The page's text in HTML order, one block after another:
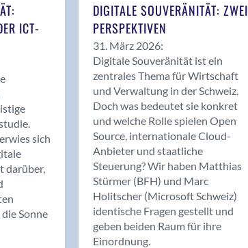
ICT-
sich
darüber,
Sonne
DIGITALE SOUVERÄNITÄT: ZWEI
PERSPEKTIVEN
31. März 2026:
Digitale Souveränität ist ein
zentrales Thema für Wirtschaft
und Verwaltung in der Schweiz.
Doch was bedeutet sie konkret
und welche Rolle spielen Open
Source, internationale Cloud-
Anbieter und staatliche
Steuerung? Wir haben Matthias
Stürmer (BFH) und Marc
Holitscher (Microsoft Schweiz)
identische Fragen gestellt und
geben beiden Raum für ihre
Einordnung.